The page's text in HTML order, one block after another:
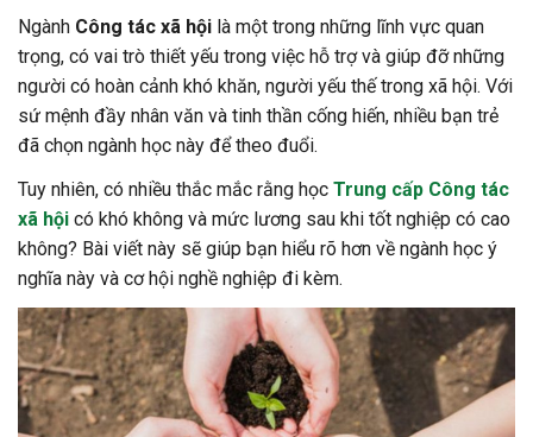
Ngành Công tác xã hội là một trong những lĩnh vực quan
trọng, có vai trò thiết yếu trong việc hỗ trợ và giúp đỡ những
người có hoàn cảnh khó khăn, người yếu thế trong xã hội. Với
sứ mệnh đầy nhân văn và tinh thần cống hiến, nhiều bạn trẻ
đã chọn ngành học này để theo đuổi.
Tuy nhiên, có nhiều thắc mắc rằng học Trung cấp Công tác
xã hội có khó không và mức lương sau khi tốt nghiệp có cao
không? Bài viết này sẽ giúp bạn hiểu rõ hơn về ngành học ý
nghĩa này và cơ hội nghề nghiệp đi kèm.